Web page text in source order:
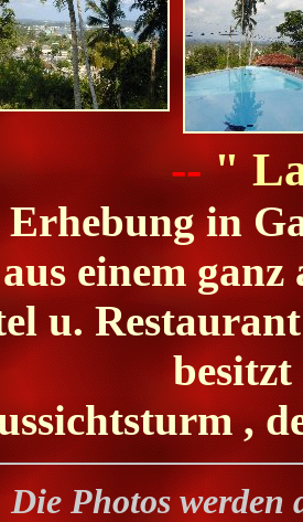
--"
Erhebung in
aus einem
u.
besitzt
,
Die Photos